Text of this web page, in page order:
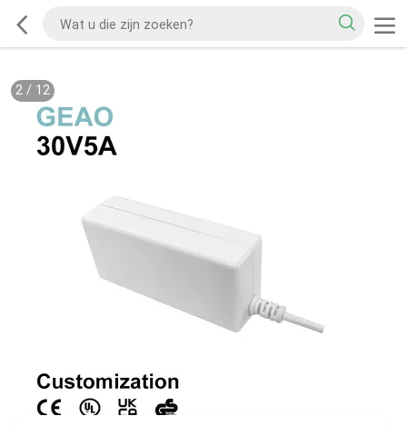
2/ 12